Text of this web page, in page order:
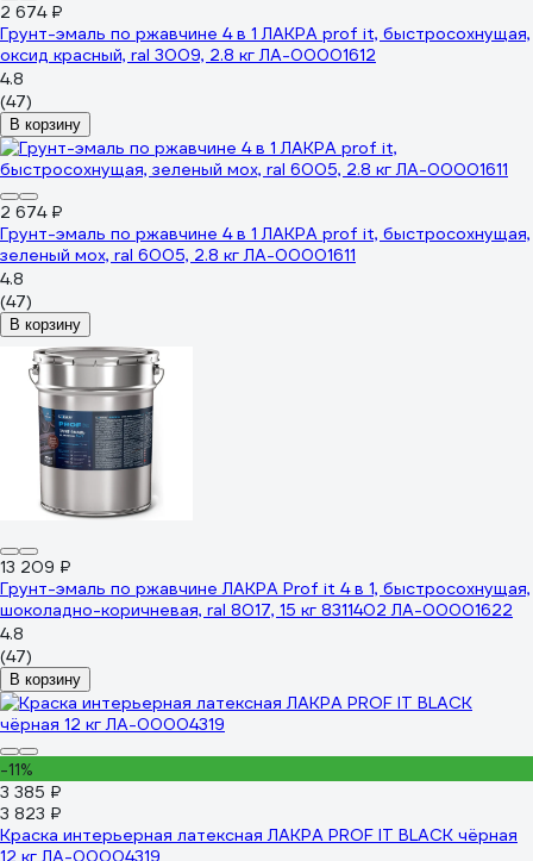
2 674 ₽
Грунт-эмаль по ржавчине 4 в 1 ЛАКРА prof it, быстросохнущая,
оксид красный, ral 3009, 2.8 кг ЛА-00001612
4.8
(47)
В корзину
2 674 ₽
Грунт-эмаль по ржавчине 4 в 1 ЛАКРА prof it, быстросохнущая,
зеленый мох, ral 6005, 2.8 кг ЛА-00001611
4.8
(47)
В корзину
13 209 ₽
Грунт-эмаль по ржавчине ЛАКРА Prof it 4 в 1, быстросохнущая,
шоколадно-коричневая, ral 8017, 15 кг 8311402 ЛА-00001622
4.8
(47)
В корзину
-11%
3 385 ₽
3 823 ₽
Краска интерьерная латексная ЛАКРА PROF IT BLACK чёрная
12 кг ЛА-00004319